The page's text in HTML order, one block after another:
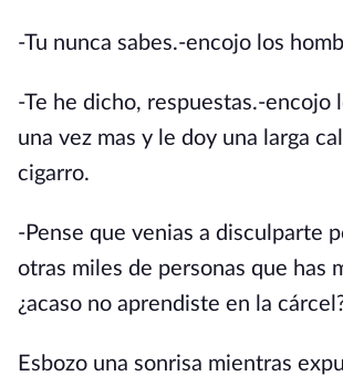
-Tu nunca sabes.-encojo los
-Te he dicho, respuestas.-encojo
una vez mas y le doy una larga
cigarro.
-Pense que venias a disculparte
otras miles de personas que has
¿acaso no aprendiste en la
Esbozo una sonrisa mientras